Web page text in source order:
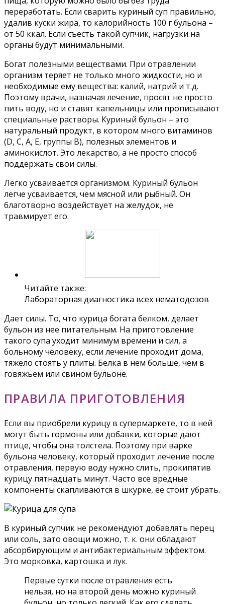
переработать. Если сварить куриный суп правильно,
удалив куски жира, то калорийность 100 г бульона –
от 50 ккал. Если съесть такой супчик, нагрузки на
органы будут минимальными.
Богат полезными веществами. При отравлении
организм теряет не только много жидкости, но и
необходимые ему вещества: калий, натрий и т.д.
Поэтому врачи, назначая лечение, просят не просто
пить воду, но и ставят капельницы или прописывают
специальные растворы. Куриный бульон – это
натуральный продукт, в котором много витаминов
(D, С, А, Е, группы В), полезных элементов и
аминокислот. Это лекарство, а не просто способ
поддержать свои силы.
Легко усваивается организмом. Куриный бульон
легче усваивается, чем мясной или рыбный. Он
благотворно воздействует на желудок, не
травмирует его.
Читайте также:
Лабораторная диагностика всех нематодозов
Дает силы. То, что курица богата белком, делает
бульон из нее питательным. На приготовление
такого супа уходит минимум времени и сил, а
больному человеку, если лечение проходит дома,
тяжело стоять у плиты. Белка в нем больше, чем в
говяжьем или свином бульоне.
ПРАВИЛА ПРИГОТОВЛЕНИЯ
Если вы приобрели курицу в супермаркете, то в ней
могут быть гормоны или добавки, которые дают
птице, чтобы она толстела. Поэтому при варке
бульона человеку, который проходит лечение после
отравления, первую воду нужно слить, прокипятив
курицу пятнадцать минут. Часто все вредные
компоненты скапливаются в шкурке, ее стоит убрать.
В куриный супчик не рекомендуют добавлять перец
или соль, зато овощи можно, т. к. они обладают
абсорбирующим и антибактериальным эффектом.
Это морковка, картошка и лук.
Первые сутки после отравления есть
нельзя, но на второй день можно куриный